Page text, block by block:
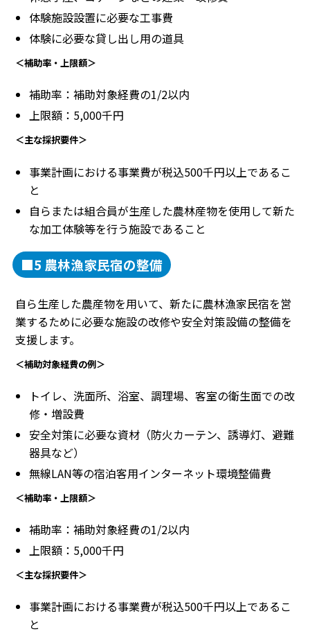
体験施設設置に必要な工事費
体験に必要な貸し出し用の道具
＜補助率・上限額＞
補助率：補助対象経費の1/2以内
上限額：5,000千円
＜主な採択要件＞
事業計画における事業費が税込500千円以上であるこ
と
自らまたは組合員が生産した農林産物を使用して新た
な加工体験等を行う施設であること
■5 農林漁家民宿の整備
自ら生産した農産物を用いて、新たに農林漁家民宿を営
業するために必要な施設の改修や安全対策設備の整備を
支援します。
＜補助対象経費の例＞
トイレ、洗面所、浴室、調理場、客室の衛生面での改
修・増設費
安全対策に必要な資材（防火カーテン、誘導灯、避難
器具など）
無線LAN等の宿泊客用インターネット環境整備費
＜補助率・上限額＞
補助率：補助対象経費の1/2以内
上限額：5,000千円
＜主な採択要件＞
事業計画における事業費が税込500千円以上であるこ
と